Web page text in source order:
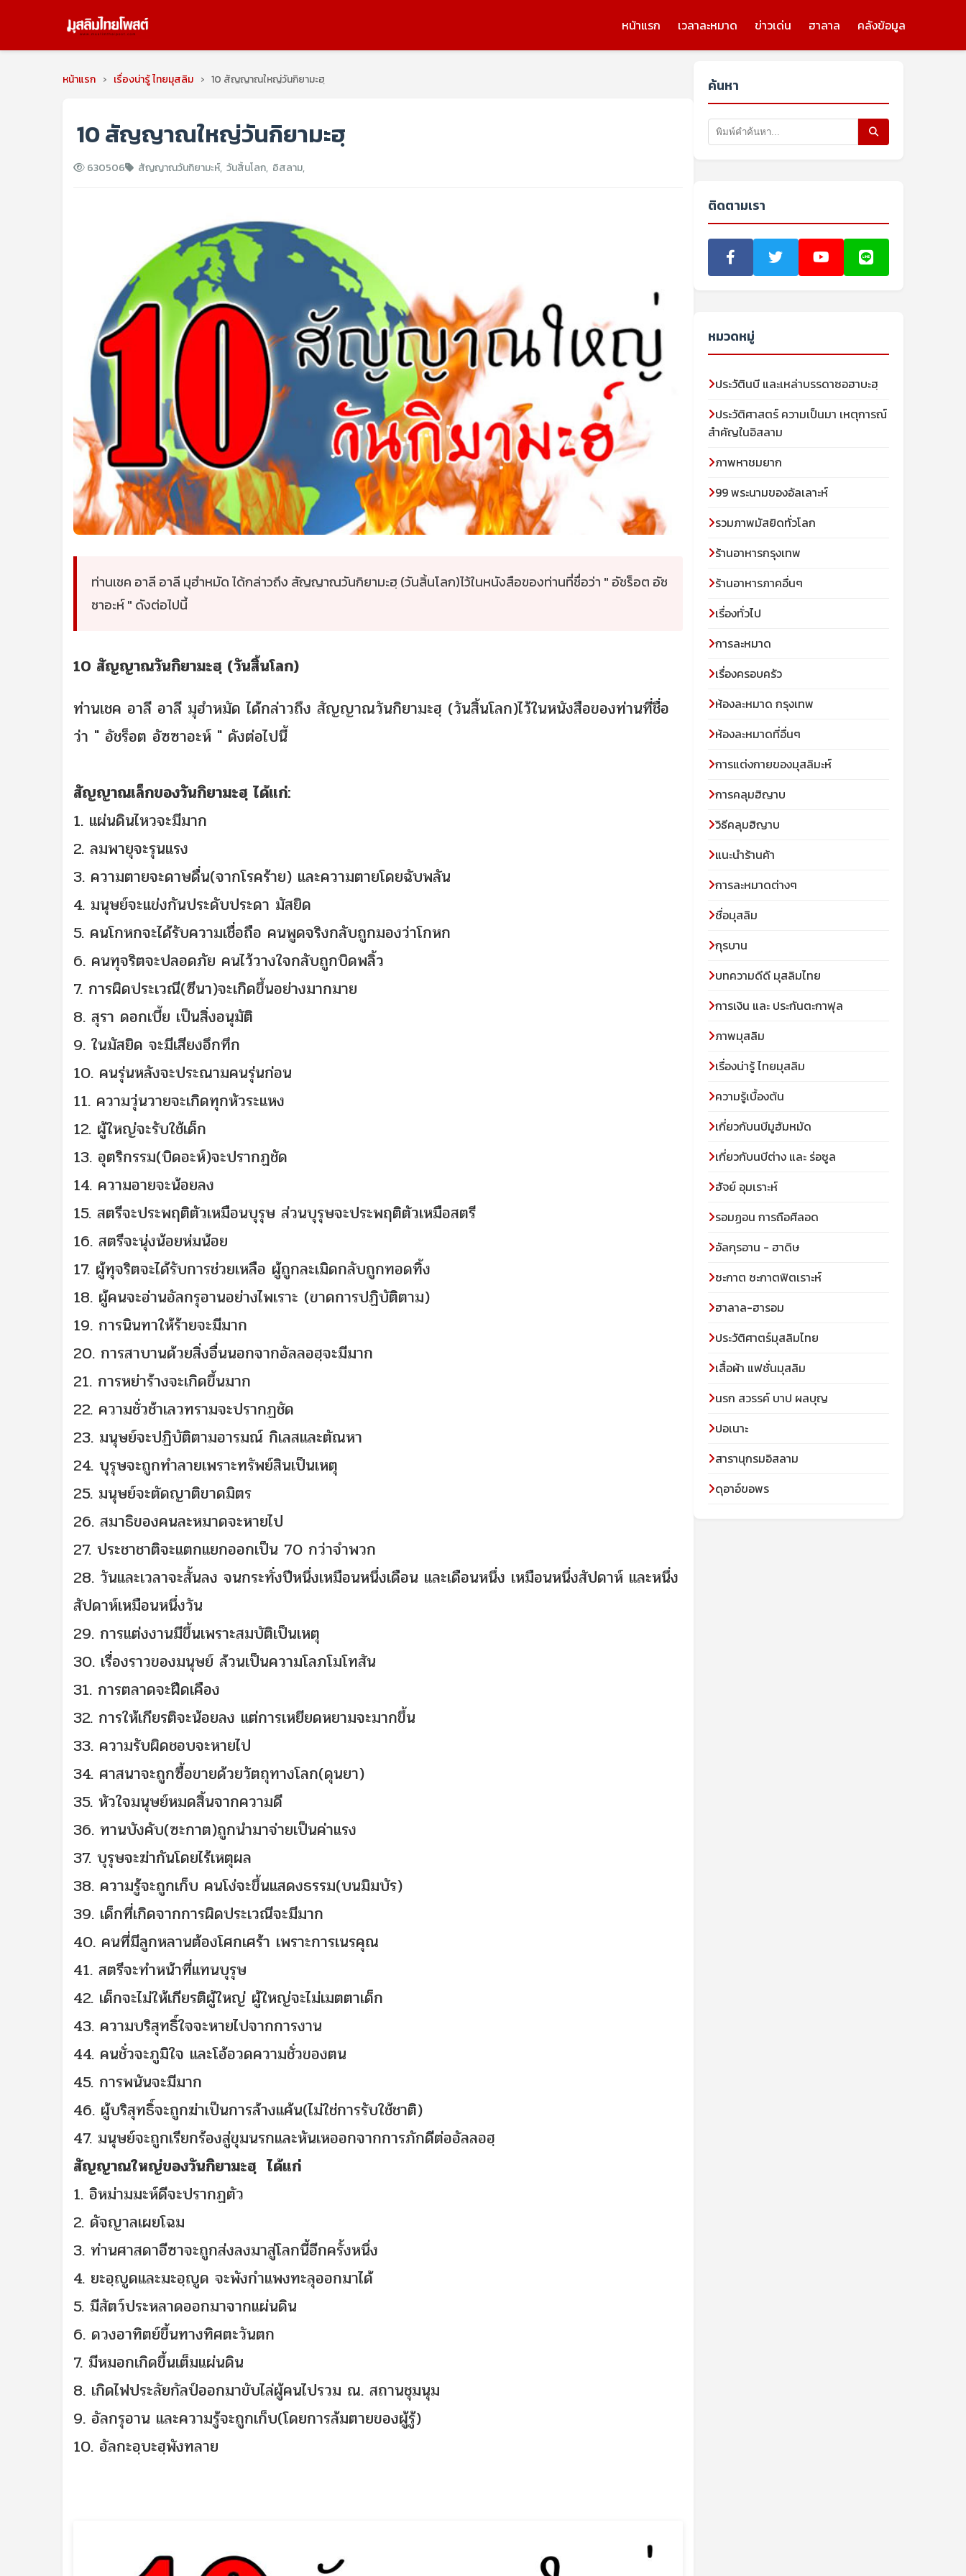
หน้าแรก เวลาละหมาด ข่าวเด่น ฮาลาล คลังข้อมูล
หน้าแรก › เรื่องน่ารู้ ไทยมุสลิม › 10 สัญญาณใหญ่วันกิยามะฮฺ
10 สัญญาณใหญ่วันกิยามะฮฺ
630506 สัญญาณวันกิยามะห์, วันสิ้นโลก, อิสลาม,
ท่านเชค อาลี อาลี มุฮำหมัด ได้กล่าวถึง สัญญาณวันกิยามะฮฺ (วันสิ้นโลก)ไว้ในหนังสือของท่านที่ชื่อว่า " อัชร็อต อัซ
ซาอะห์ " ดังต่อไปนี้
10 สัญญาณวันกิยามะฮฺ (วันสิ้นโลก)
ท่านเชค อาลี อาลี มุฮำหมัด ได้กล่าวถึง สัญญาณวันกิยามะฮฺ (วันสิ้นโลก)ไว้ในหนังสือของท่านที่ชื่อ
ว่า " อัชร็อต อัซซาอะห์ " ดังต่อไปนี้
สัญญาณเล็กของวันกิยามะฮฺ ได้แก่:
1. แผ่นดินไหวจะมีมาก
2. ลมพายุจะรุนแรง
3. ความตายจะดาษดื่น(จากโรคร้าย) และความตายโดยฉับพลัน
4. มนุษย์จะแข่งกันประดับประดา มัสยิด
5. คนโกหกจะได้รับความเชื่อถือ คนพูดจริงกลับถูกมองว่าโกหก
6. คนทุจริตจะปลอดภัย คนไว้วางใจกลับถูกบิดพลิ้ว
7. การผิดประเวณี(ซีนา)จะเกิดขึ้นอย่างมากมาย
8. สุรา ดอกเบี้ย เป็นสิ่งอนุมัติ
9. ในมัสยิด จะมีเสียงอึกทึก
10. คนรุ่นหลังจะประณามคนรุ่นก่อน
11. ความวุ่นวายจะเกิดทุกหัวระแหง
12. ผู้ใหญ่จะรับใช้เด็ก
13. อุตริกรรม(บิดอะห์)จะปรากฏชัด
14. ความอายจะน้อยลง
15. สตรีจะประพฤติตัวเหมือนบุรุษ ส่วนบุรุษจะประพฤติตัวเหมือสตรี
16. สตรีจะนุ่งน้อยห่มน้อย
17. ผู้ทุจริตจะได้รับการช่วยเหลือ ผู้ถูกละเมิดกลับถูกทอดทิ้ง
18. ผู้คนจะอ่านอัลกรุอานอย่างไพเราะ (ขาดการปฏิบัติตาม)
19. การนินทาให้ร้ายจะมีมาก
20. การสาบานด้วยสิ่งอื่นนอกจากอัลลอฮฺจะมีมาก
21. การหย่าร้างจะเกิดขึ้นมาก
22. ความชั่วช้าเลวทรามจะปรากฏชัด
23. มนุษย์จะปฏิบัติตามอารมณ์ กิเลสและตัณหา
24. บุรุษจะถูกทำลายเพราะทรัพย์สินเป็นเหตุ
25. มนุษย์จะตัดญาติขาดมิตร
26. สมาธิของคนละหมาดจะหายไป
27. ประชาชาติจะแตกแยกออกเป็น 70 กว่าจำพวก
28. วันและเวลาจะสั้นลง จนกระทั่งปีหนึ่งเหมือนหนึ่งเดือน และเดือนหนึ่ง เหมือนหนึ่งสัปดาห์ และหนึ่ง
สัปดาห์เหมือนหนึ่งวัน
29. การแต่งงานมีขึ้นเพราะสมบัติเป็นเหตุ
30. เรื่องราวของมนุษย์ ล้วนเป็นความโลภโมโทสัน
31. การตลาดจะฝืดเคือง
32. การให้เกียรติจะน้อยลง แต่การเหยียดหยามจะมากขึ้น
33. ความรับผิดชอบจะหายไป
34. ศาสนาจะถูกซื้อขายด้วยวัตถุทางโลก(ดุนยา)
35. หัวใจมนุษย์หมดสิ้นจากความดี
36. ทานบังคับ(ซะกาต)ถูกนำมาจ่ายเป็นค่าแรง
37. บุรุษจะฆ่ากันโดยไร้เหตุผล
38. ความรู้จะถูกเก็บ คนโง่จะขึ้นแสดงธรรม(บนมิมบัร)
39. เด็กที่เกิดจากการผิดประเวณีจะมีมาก
40. คนที่มีลูกหลานต้องโศกเศร้า เพราะการเนรคุณ
41. สตรีจะทำหน้าที่แทนบุรุษ
42. เด็กจะไม่ให้เกียรติผู้ใหญ่ ผู้ใหญ่จะไม่เมตตาเด็ก
43. ความบริสุทธิ์ใจจะหายไปจากการงาน
44. คนชั่วจะภูมิใจ และโอ้อวดความชั่วของตน
45. การพนันจะมีมาก
46. ผู้บริสุทธิ์จะถูกฆ่าเป็นการล้างแค้น(ไม่ใช่การรับใช้ชาติ)
47. มนุษย์จะถูกเรียกร้องสู่ขุมนรกและหันเหออกจากการภักดีต่ออัลลอฮฺ
สัญญาณใหญ่ของวันกิยามะฮฺ ได้แก่
1. อิหม่ามมะห์ดีจะปรากฏตัว
2. ดัจญาลเผยโฉม
3. ท่านศาสดาอีซาจะถูกส่งลงมาสู่โลกนี้อีกครั้งหนึ่ง
4. ยะอฺญูดและมะอฺญูด จะพังกำแพงทะลุออกมาได้
5. มีสัตว์ประหลาดออกมาจากแผ่นดิน
6. ดวงอาทิตย์ขึ้นทางทิศตะวันตก
7. มีหมอกเกิดขึ้นเต็มแผ่นดิน
8. เกิดไฟประลัยกัลป์ออกมาขับไล่ผู้คนไปรวม ณ. สถานชุมนุม
9. อัลกรุอาน และความรู้จะถูกเก็บ(โดยการล้มตายของผู้รู้)
10. อัลกะอฺบะฮฺพังทลาย
ค้นหา
ติดตามเรา
หมวดหมู่
ประวัตินบี และเหล่าบรรดาซอฮาบะฮฺ
ประวัติศาสตร์ ความเป็นมา เหตุการณ์
สำคัญในอิสลาม
ภาพหาชมยาก
99 พระนามของอัลเลาะห์
รวมภาพมัสยิดทั่วโลก
ร้านอาหารกรุงเทพ
ร้านอาหารภาคอื่นๆ
เรื่องทั่วไป
การละหมาด
เรื่องครอบครัว
ห้องละหมาด กรุงเทพ
ห้องละหมาดที่อื่นๆ
การแต่งกายของมุสลิมะห์
การคลุมฮิญาบ
วิธีคลุมฮิญาบ
แนะนำร้านค้า
การละหมาดต่างๆ
ชื่อมุสลิม
กุรบาน
บทความดีดี มุสลิมไทย
การเงิน และ ประกันตะกาฟุล
ภาพมุสลิม
เรื่องน่ารู้ ไทยมุสลิม
ความรู้เบื้องต้น
เกี่ยวกับนบีมูฮัมหมัด
เกี่ยวกับนบีต่าง และ ร่อซูล
ฮัจย์ อุมเราะห์
รอมฏอน การถือศีลอด
อัลกุรอาน - ฮาดิษ
ซะกาต ซะกาตฟิตเราะห์
ฮาลาล-ฮารอม
ประวัติศาตร์มุสลิมไทย
เสื้อผ้า แฟชั่นมุสลิม
นรก สวรรค์ บาป ผลบุญ
ปอเนาะ
สารานุกรมอิสลาม
ดุอาอ์ขอพร